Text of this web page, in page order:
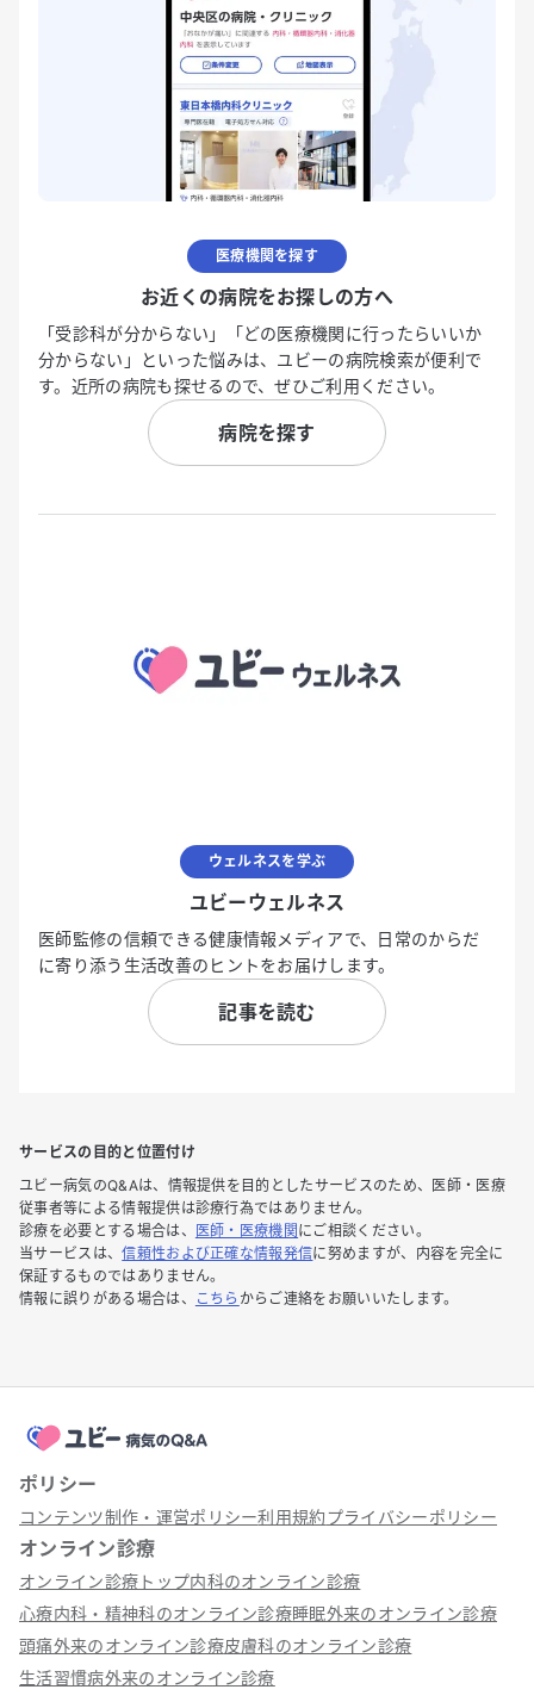
医療機関を探す
お近くの病院をお探しの方へ
「受診科が分からない」「どの医療機関に行ったらいいか
分からない」といった悩みは、ユビーの病院検索が便利で
す。近所の病院も探せるので、ぜひご利用ください。
病院を探す
ウェルネスを学ぶ
ユビーウェルネス
医師監修の信頼できる健康情報メディアで、日常のからだ
に寄り添う生活改善のヒントをお届けします。
記事を読む
サービスの目的と位置付け
ユビー病気のQ&Aは、情報提供を目的としたサービスのため、医師・医療
従事者等による情報提供は診療行為ではありません。
診療を必要とする場合は、
医師・医療機関 にご相談ください。
当サービスは、信頼性および正確な情報発信に努めますが、内容を完全に
保証するものではありません。
情報に誤りがある場合は、
こちら からご連絡をお願いいたします。
ポリシー
コンテンツ制作・運営ポリシー利用規約プライバシーポリシー
オンライン診療
オンライン診療トップ内科のオンライン診療
心療内科・精神科のオンライン診療睡眠外来のオンライン診療
頭痛外来のオンライン診療皮膚科のオンライン診療
生活習慣病外来のオンライン診療